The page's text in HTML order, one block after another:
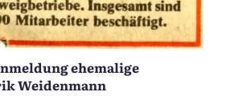
ehemalige
Weidenmann